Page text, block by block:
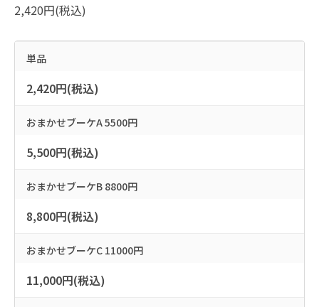
2,420円(税込)
単品
2,420円(税込)
おまかせブーケA 5500円
5,500円(税込)
おまかせブーケB 8800円
8,800円(税込)
おまかせブーケC 11000円
11,000円(税込)